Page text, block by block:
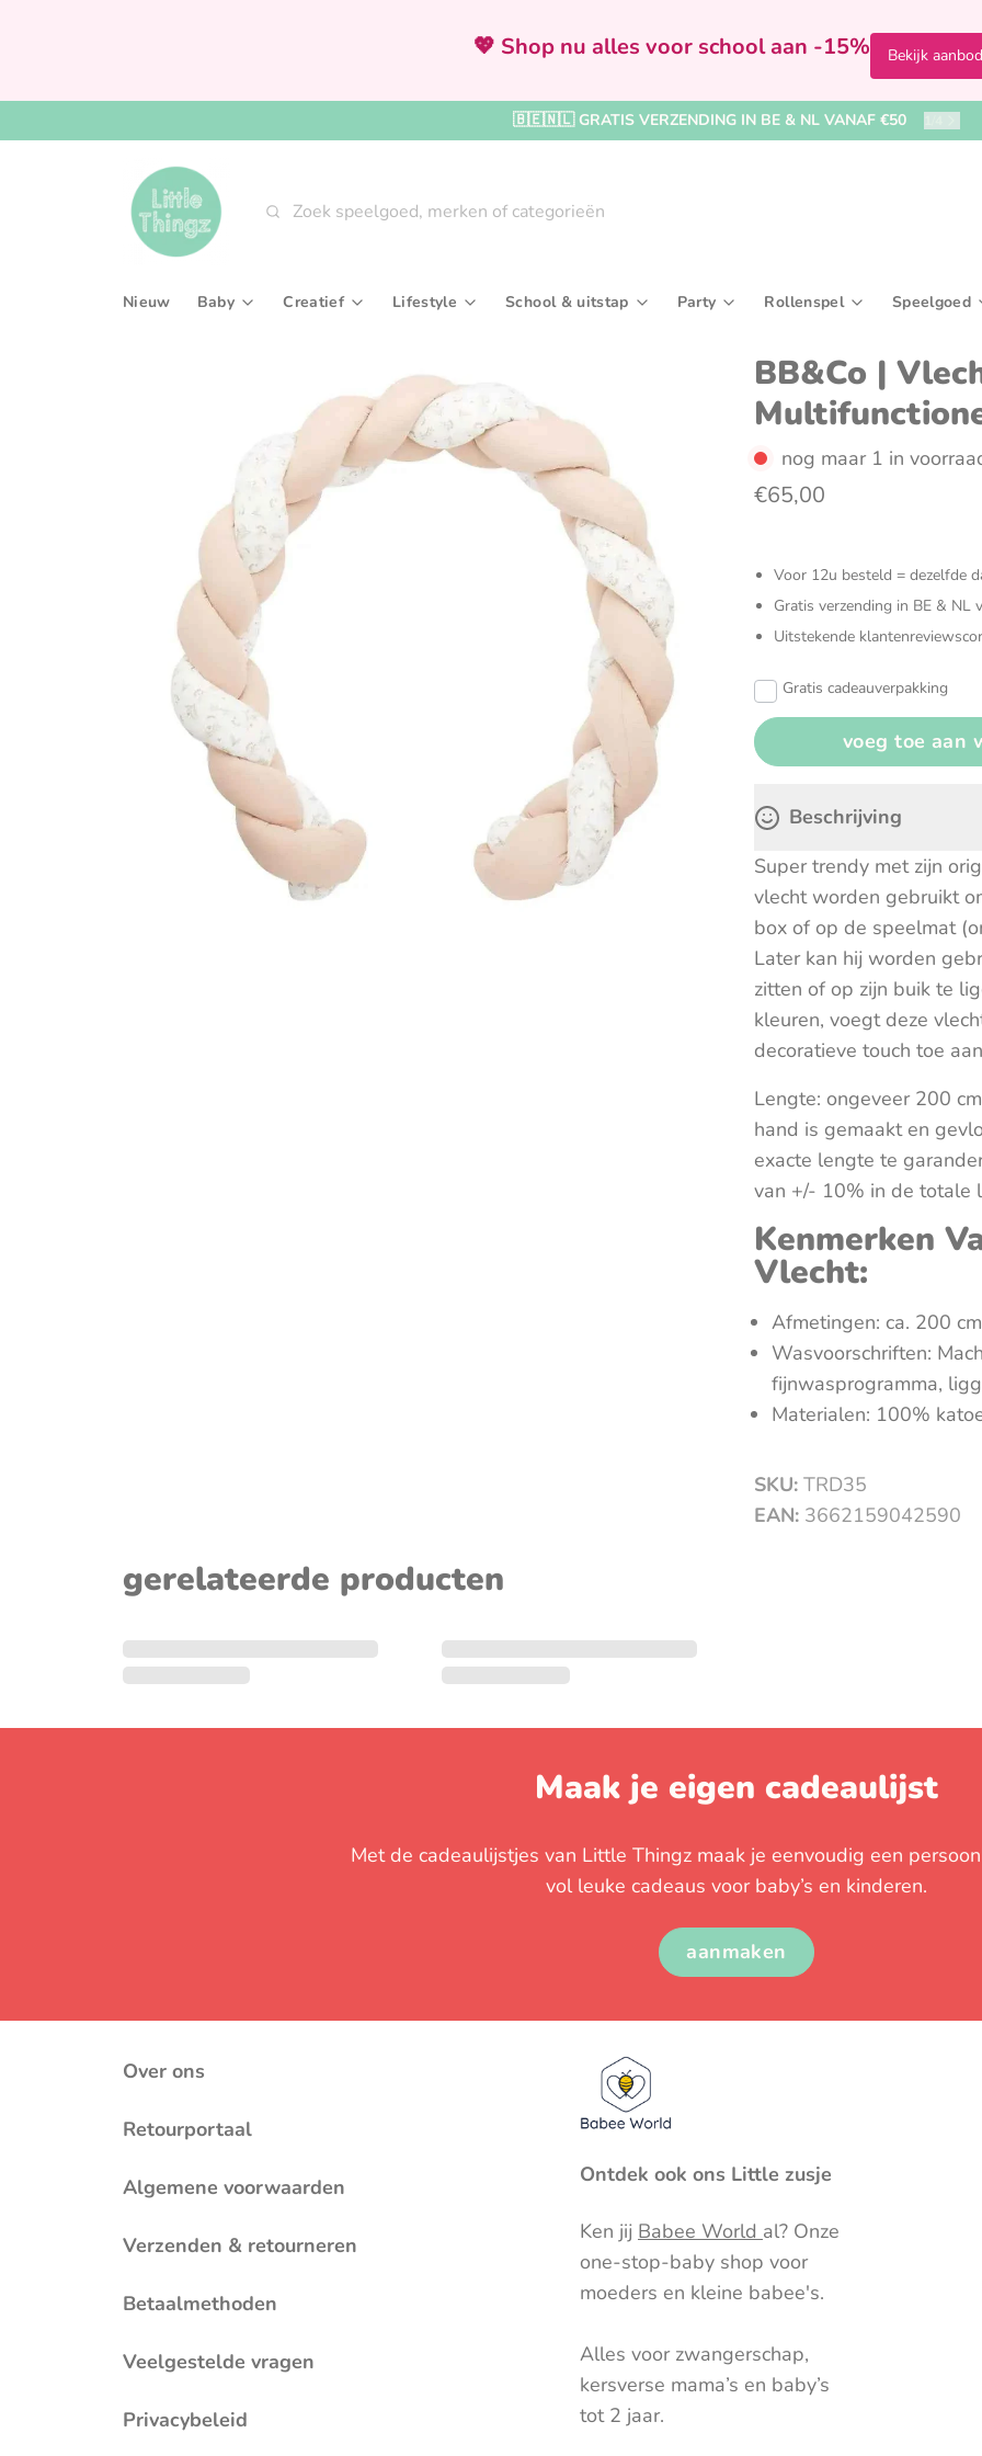
💖 Shop nu alles voor school aan -15% Bekijk aanbod
🇧🇪🇳🇱 GRATIS VERZENDING IN BE & NL VANAF €50
Zoeken
Nieuw Baby
Bijtringen & rammelaars Boekjes & activiteitenspeelgoed
Fopspenen & accessoires Knuffel- & fopspeendoekjes
Muziektrekker & -mobielen Verzorgingstassen
Wagenspanners
Creatief
Kralen, rijgen & sieraden maken
Tekenen, kleuren & schrijven Tekenborden & krijtborden
Verven
Lifestyle
In de badkamer
Interieur
Slaaptextiel Naar het zwembad
School & uitstap
Broodtrommels &
Paraplu's & regenkleding Reis- &
Rugzakken & boekentassen Sporttassen
Zonneschermen & autoaccesoires
Party
Feestversiering
Kronen & hoedjes
Wegwerpservies
Rollenspel
Speelfiguren &
Verkleedkleding &
Speelgoed
Houten
Spellen
BB&Co |
nog maar 1 in
€65,00
Voor 12u besteld = dezelfde
Gratis verzending in BE & NL
Uitstekende
Gratis cadeauverpakking
Beschrijving
Super trendy met zijn
vlecht worden gebruikt
box of op de speelmat
Later kan hij worden
zitten of op zijn buik te
kleuren, voegt deze
decoratieve touch toe
Lengte: ongeveer 200
hand is gemaakt en
exacte lengte te
van +/- 10% in de totale
Kenmerken
Vlecht:
Afmetingen: ca. 200 cm
Wasvoorschriften:
fijnwasprogramma,
Materialen: 100%
SKU: TRD35
EAN: 3662159042590
gerelateerde producten
Maak je eigen cadeaulijst
Met de cadeaulijstjes van Little Thingz maak je eenvoudig een
vol leuke cadeaus voor baby’s en kinderen.
aanmaken
Over ons
Retourportaal
Algemene voorwaarden
Verzenden & retourneren
Betaalmethoden
Veelgestelde vragen
Privacybeleid
Ontdek ook ons Little zusje
Ken jij Babee World al? Onze
one-stop-baby shop voor
moeders en kleine babee's.
Alles voor zwangerschap,
kersverse mama’s en baby’s
tot 2 jaar.